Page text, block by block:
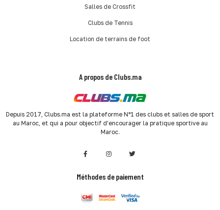
Salles de Crossfit
Clubs de Tennis
Location de terrains de foot
A propos de Clubs.ma
Depuis 2017, Clubs.ma est la plateforme N°1 des clubs et salles de sport
au Maroc, et qui a pour objectif d'encourager la pratique sportive au
Maroc.
Méthodes de paiement